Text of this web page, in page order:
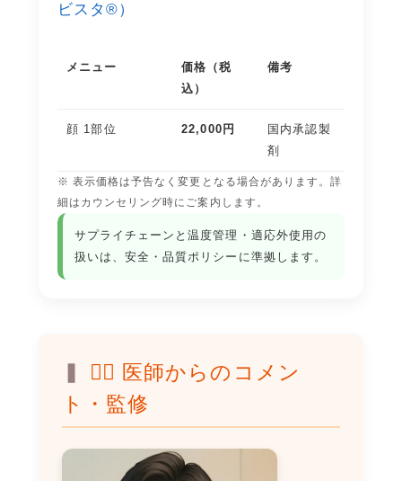
ビスタ®）
メニュー
価格（税
込）
備考
顔 1部位 22,000円
国内承認製
剤
※ 表示価格は予告なく変更となる場合があります。詳
細はカウンセリング時にご案内します。
サプライチェーンと温度管理・適応外使用の
扱いは、安全・品質ポリシー に準拠します。
👨‍⚕️ 医師からのコメン
ト・監修